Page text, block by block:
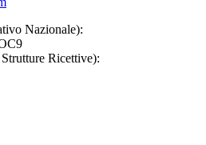
Nazionale):
Ricettive):